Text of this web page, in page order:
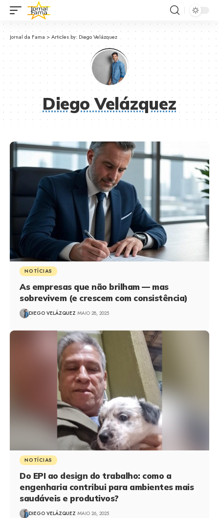
Jornal da Fama >Articles by: Diego Velázquez
Diego Velázquez
NOTÍCIAS
As empresas que não brilham — mas
sobrevivem (e crescem com consistência)
DIEGO VELÁZQUEZ MAIO 28, 2025
NOTÍCIAS
Do EPI ao design do trabalho: como a
engenharia contribui para ambientes mais
saudáveis e produtivos?
DIEGO VELÁZQUEZ MAIO 26, 2025